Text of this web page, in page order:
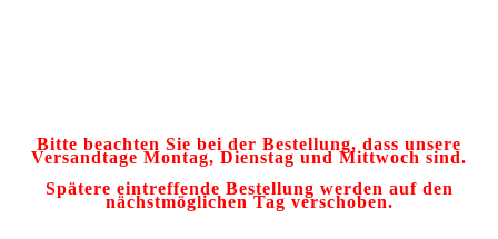
Bitte beachten Sie bei der Bestellung, dass unsere
Versandtage Montag, Dienstag und Mittwoch sind.
Spätere eintreffende Bestellung werden auf den
nächstmöglichen Tag verschoben.